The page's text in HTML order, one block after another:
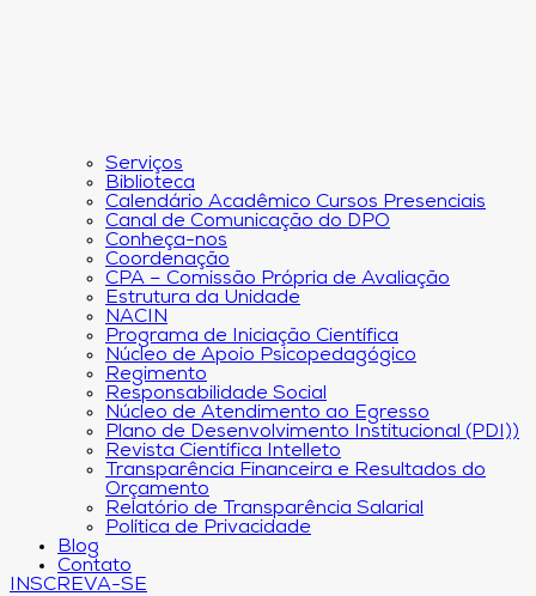
Serviços
Biblioteca
Calendário Acadêmico Cursos Presenciais
Canal de Comunicação do DPO
Conheça-nos
Coordenação
CPA – Comissão Própria de Avaliação
Estrutura da Unidade
NACIN
Programa de Iniciação Científica
Núcleo de Apoio Psicopedagógico
Regimento
Responsabilidade Social
Núcleo de Atendimento ao Egresso
Plano de Desenvolvimento Institucional (PDI))
Revista Científica Intelleto
Transparência Financeira e Resultados do
Orçamento
Relatório de Transparência Salarial
Política de Privacidade
Blog
Contato
INSCREVA-SE